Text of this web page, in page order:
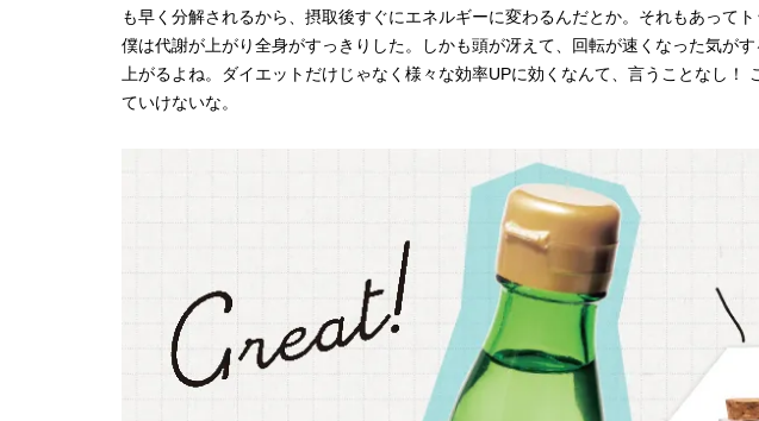
も早く分解されるから、摂取後すぐにエネルギーに変わるんだとか。それもあって
僕は代謝が上がり全身がすっきりした。しかも頭が冴えて、回転が速くなった気が
上がるよね。ダイエットだけじゃなく様々な効率UPに効くなんて、言うことなし！
ていけないな。
【注目アーティストRainy。っ
て？】自称“コスメオタク見習
い”のポーチの中身、拝見しま
す！
BEAUTY
コスメをCHECK
2025.12.16
BEAUTY
【J’s Picks】J-GIRL早坂萌香の
徹底した日焼けケア！ でも、いち
ばん大切なのは…〈ビューティ＆
ファッション夏の必需品〉
2026.07.24
BEAUTY
【JJ専属モデルの素顔】ツヤと輝
きを放つ美肌を生み出す松川 星の
愛用スキンケア
2025.12.16